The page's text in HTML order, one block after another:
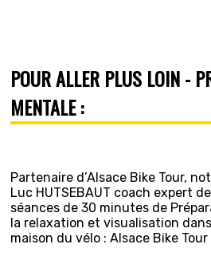
POUR ALLER PLUS LOIN -
MENTALE :
Partenaire d’Alsace Bike Tour,
Luc HUTSEBAUT coach expert
séances de 30 minutes de
la relaxation et visualisation
maison du vélo : Alsace Bike Tour